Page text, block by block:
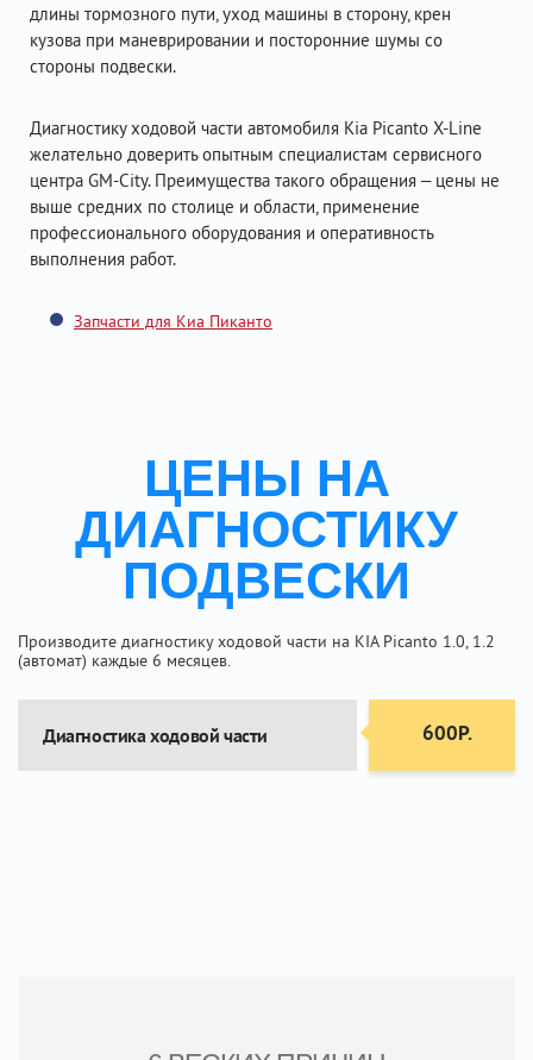
длины тормозного пути, уход машины в сторону, крен
кузова при маневрировании и посторонние шумы со
стороны подвески.
Диагностику ходовой части автомобиля Kia Picanto X-Line
желательно доверить опытным специалистам сервисного
центра GM-City. Преимущества такого обращения – цены не
выше средних по столице и области, применение
профессионального оборудования и оперативность
выполнения работ.
Запчасти для Киа Пиканто
ЦЕНЫ НА
ДИАГНОСТИКУ
ПОДВЕСКИ
Производите диагностику ходовой части на KIA Picanto 1.0, 1.2
(автомат) каждые 6 месяцев.
Диагностика ходовой части 600Р.